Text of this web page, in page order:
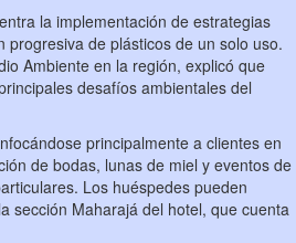
la implementación de estrategias
de plásticos de un solo uso.
Ambiente en la región, explicó que
desafíos ambientales del
principalmente a clientes en
de bodas, lunas de miel y eventos de
Los huéspedes pueden
sección Maharajá del hotel, que cuenta